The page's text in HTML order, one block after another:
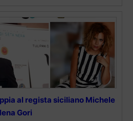
al regista siciliano Michele
Gori